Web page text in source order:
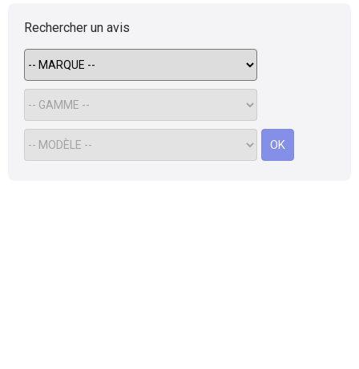
Rechercher un avis
OK